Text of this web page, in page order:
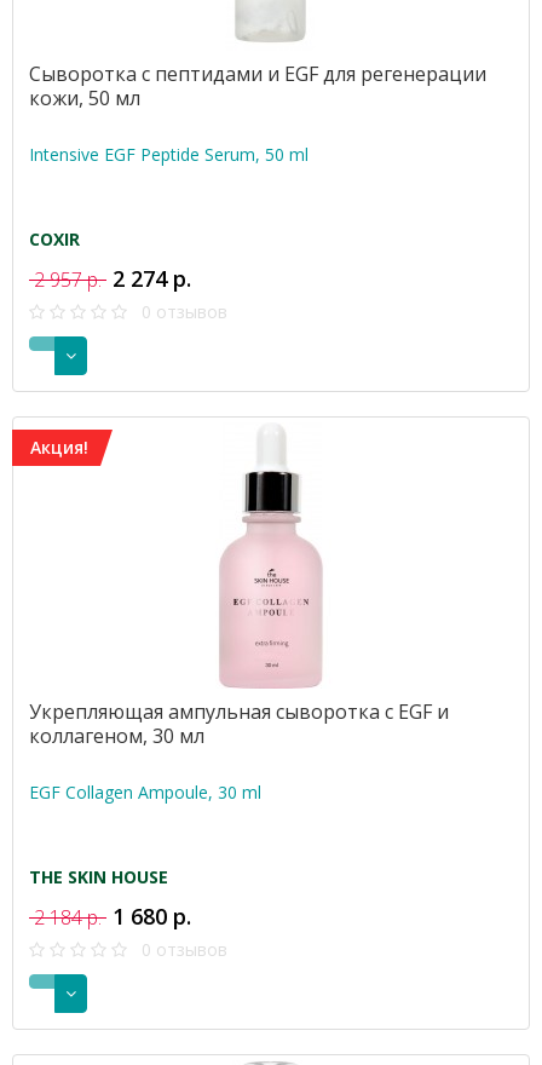
Сыворотка с пептидами и EGF для регенерации
кожи, 50 мл
Intensive EGF Peptide Serum, 50 ml
COXIR
2 957 р. 2 274 р.
0 отзывов
Акция!
Укрепляющая ампульная сыворотка с EGF и
коллагеном, 30 мл
EGF Collagen Ampoule, 30 ml
THE SKIN HOUSE
2 184 р. 1 680 р.
0 отзывов